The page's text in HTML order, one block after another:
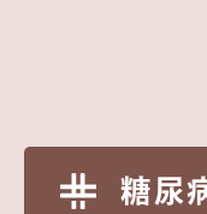
糖尿